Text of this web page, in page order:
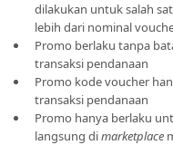
dilakukan untuk salah
lebih dari nominal
Promo berlaku tanpa
transaksi pendanaan
Promo kode voucher
transaksi pendanaan
Promo hanya berlaku
langsung dimarketplace